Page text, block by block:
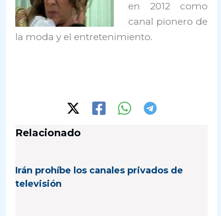
en 2012 como
canal pionero de
la moda y el entretenimiento.
Relacionado
Irán prohíbe los canales privados de
televisión